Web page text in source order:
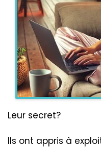
Leur secret?
Ils ont appris à